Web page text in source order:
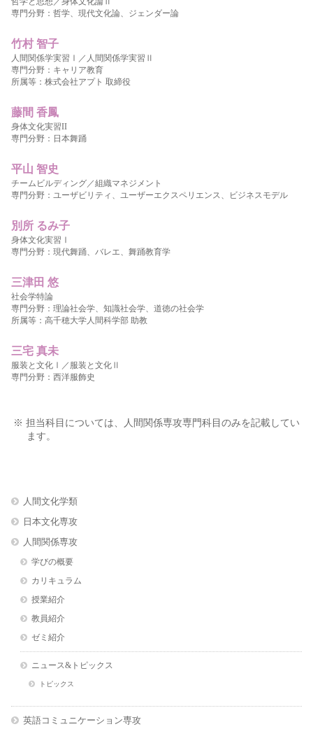
専門分野：哲学、現代文化論、ジェンダー論
竹村 智子
人間関係学実習Ⅰ／人間関係学実習Ⅱ
専門分野：キャリア教育
所属等：株式会社アプト 取締役
藤間 香鳳
身体文化実習II
専門分野：日本舞踊
平山 智史
チームビルディング／組織マネジメント
専門分野：ユーザビリティ、ユーザーエクスペリエンス、ビジネスモデル
別所 るみ子
身体文化実習Ⅰ
専門分野：現代舞踊、バレエ、舞踊教育学
三津田 悠
社会学特論
専門分野：理論社会学、知識社会学、道徳の社会学
所属等：高千穂大学人間科学部 助教
三宅 真未
服装と文化Ⅰ／服装と文化Ⅱ
専門分野：西洋服飾史
※ 担当科目については、人間関係専攻専門科目のみを記載してい
ます。
人間文化学類
日本文化専攻
人間関係専攻
学びの概要
カリキュラム
授業紹介
教員紹介
ゼミ紹介
ニュース&トピックス
トピックス
英語コミュニケーション専攻